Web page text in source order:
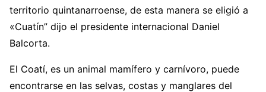
territorio quintanarroense, de esta manera se eligió a
«Cuatín” dijo el presidente internacional Daniel
Balcorta.
El Coatí, es un animal mamífero y carnívoro, puede
encontrarse en las selvas, costas y manglares del